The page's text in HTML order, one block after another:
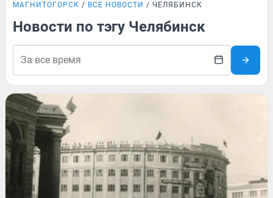
МАГНИТОГОРСК ВСЕ НОВОСТИ ЧЕЛЯБИНСК
Новости по тэгу Челябинск